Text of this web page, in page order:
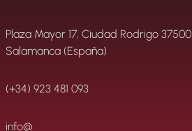
Plaza Mayor 17, Ciudad Rodrigo 37500
Salamanca (España)
(+34) 923 481 093
info@